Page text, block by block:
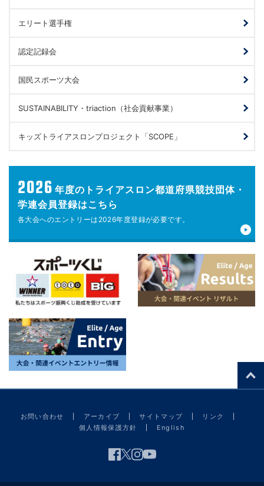
エリート選手権
認定記録会
国民スポーツ大会
SUSTAINABILITY・triaction（社会貢献事業）
キッズトライアスロンプロジェクト「SCOPE」
2026 年度の トライアスロン都道府県競技団体・
学連会員登録はこちら
各大会へのエントリーは 2026年度登録が必要です。
お問い合わせ アーカイブ サイトマップ
リンク
個人情報保護方針
English